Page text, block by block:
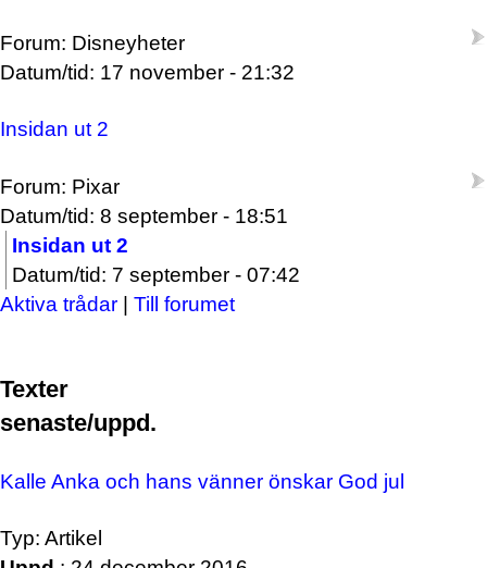
Forum: Disneyheter
Datum/tid: 17 november - 21:32
Insidan ut 2
Forum: Pixar
Datum/tid: 8 september - 18:51
Insidan ut 2
Datum/tid: 7 september - 07:42
Aktiva trådar | Till forumet
Texter
senaste/uppd.
Kalle Anka och hans vänner önskar God jul
Typ: Artikel